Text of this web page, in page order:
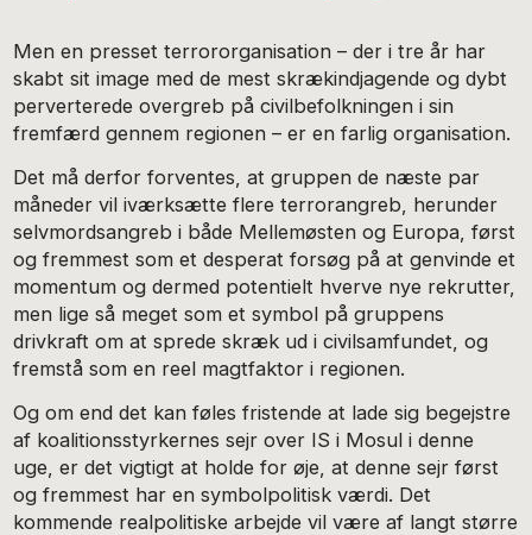
Men en presset terrororganisation – der i tre år har
skabt sit image med de mest skrækindjagende og dybt
perverterede overgreb på civilbefolkningen i sin
fremfærd gennem regionen – er en farlig organisation.
Det må derfor forventes, at gruppen de næste par
måneder vil iværksætte flere terrorangreb, herunder
selvmordsangreb i både Mellemøsten og Europa, først
og fremmest som et desperat forsøg på at genvinde et
momentum og dermed potentielt hverve nye rekrutter,
men lige så meget som et symbol på gruppens
drivkraft om at sprede skræk ud i civilsamfundet, og
fremstå som en reel magtfaktor i regionen.
Og om end det kan føles fristende at lade sig begejstre
af koalitionsstyrkernes sejr over IS i Mosul i denne
uge, er det vigtigt at holde for øje, at denne sejr først
og fremmest har en symbolpolitisk værdi. Det
kommende realpolitiske arbejde vil være af langt større